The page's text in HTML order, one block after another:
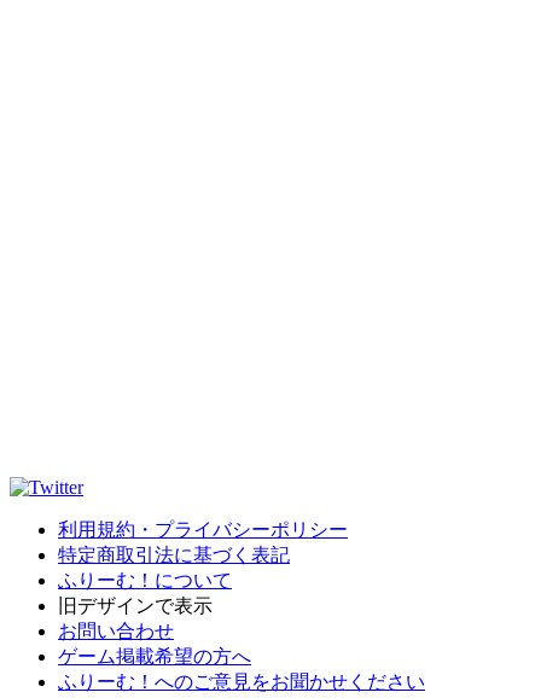
利用規約・プライバシーポリシー
特定商取引法に基づく表記
ふりーむ！について
旧デザインで表示
お問い合わせ
ゲーム掲載希望の方へ
ふりーむ！へのご意見をお聞かせください